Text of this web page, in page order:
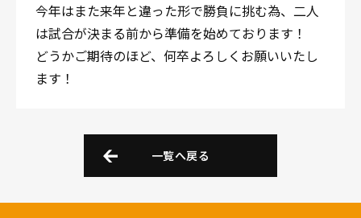
今年はまた来年と違った形で勝負に挑む為、二人
は試合が決まる前から準備を始めております！
どうかご期待のほど、何卒よろしくお願いいたし
ます！
一覧へ戻る